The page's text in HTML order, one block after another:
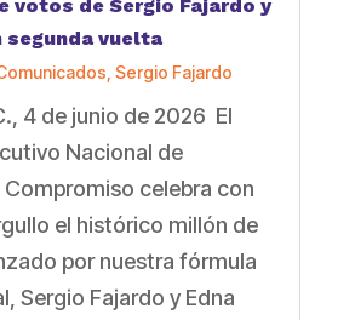
votos de Sergio Fajardo y
vuelta
Sergio Fajardo
4 de junio de 2026 El
Nacional de
Compromiso celebra con
el histórico millón de
por nuestra fórmula
Sergio Fajardo y Edna